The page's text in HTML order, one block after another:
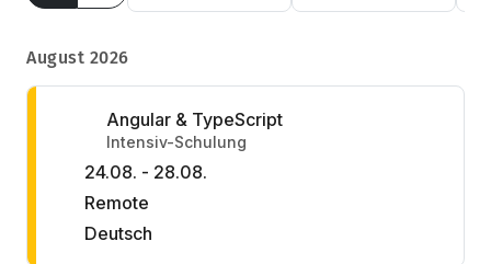
August 2026
Angular & TypeScript
Intensiv-Schulung
24.08. - 28.08.
Remote
Deutsch